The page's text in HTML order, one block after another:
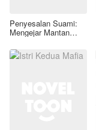
Penyesalan Suami:
Mengejar Mantan